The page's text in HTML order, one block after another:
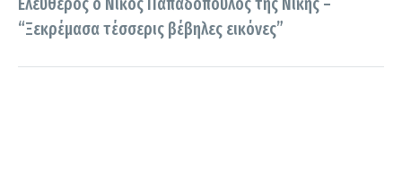
“Ξεκρέμασα τέσσερις βέβηλες εικόνες”